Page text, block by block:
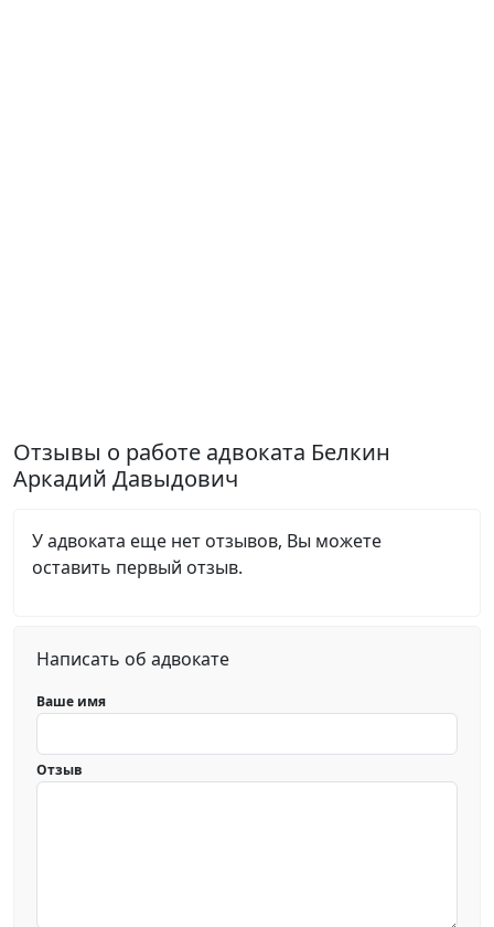
Отзывы о работе адвоката Белкин
Аркадий Давыдович
У адвоката еще нет отзывов, Вы можете
оставить первый отзыв.
Написать об адвокате
Ваше имя
Отзыв